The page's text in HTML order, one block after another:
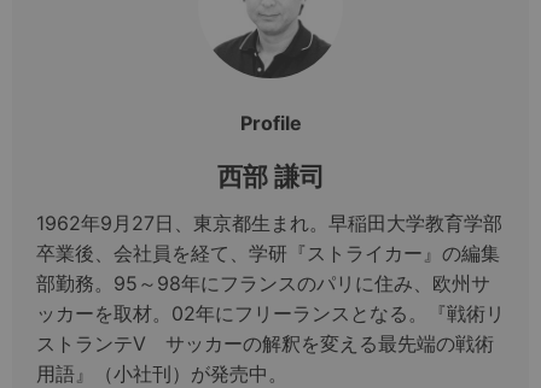
Profile
西部 謙司
1962年9月27日、東京都生まれ。早稲田大学教育学部
卒業後、会社員を経て、学研『ストライカー』の編集
部勤務。95～98年にフランスのパリに住み、欧州サ
ッカーを取材。02年にフリーランスとなる。『戦術リ
ストランテV サッカーの解釈を変える最先端の戦術
用語』（小社刊）が発売中。